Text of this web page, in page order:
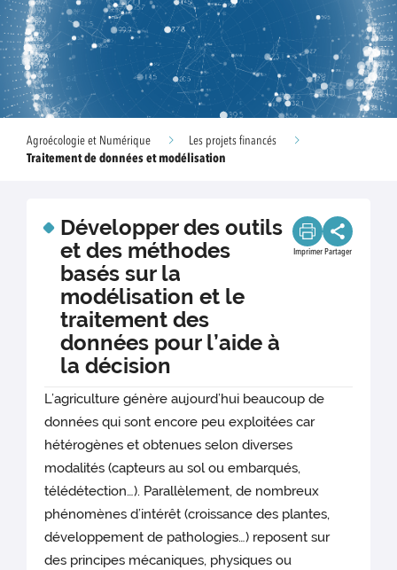
Agroécologie et Numérique
Les projets financés
Traitement de données et modélisation
Développer des outils
et des méthodes
basés sur la
modélisation et le
traitement des
données pour l’aide à
la décision
Imprimer Partager
L’agriculture génère aujourd’hui beaucoup de
données qui sont encore peu exploitées car
hétérogènes et obtenues selon diverses
modalités (capteurs au sol ou embarqués,
télédétection…). Parallèlement, de nombreux
phénomènes d’intérêt (croissance des plantes,
développement de pathologies…) reposent sur
des principes mécaniques, physiques ou